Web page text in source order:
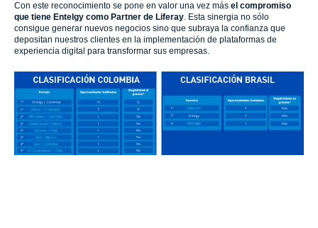
Con este reconocimiento se pone en valor una vez más el compromiso
que tiene Entelgy como Partner de Liferay. Esta sinergia no sólo
consigue generar nuevos negocios sino que subraya la confianza que
depositan nuestros clientes en la implementación de plataformas de
experiencia digital para transformar sus empresas.